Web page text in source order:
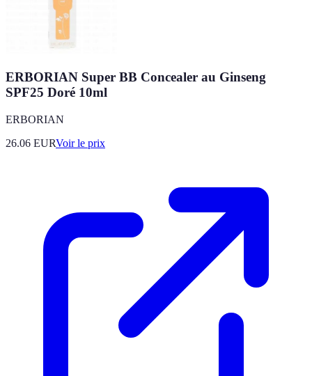
ERBORIAN Super BB Concealer au Ginseng
SPF25 Doré 10ml
ERBORIAN
26.06 EURVoir le prix